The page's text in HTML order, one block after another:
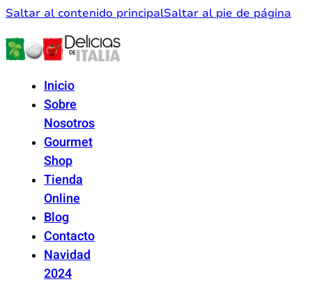
Saltar al contenido principalSaltar al pie de página
Inicio
Sobre
Nosotros
Gourmet
Shop
Tienda
Online
Blog
Contacto
Navidad
2024